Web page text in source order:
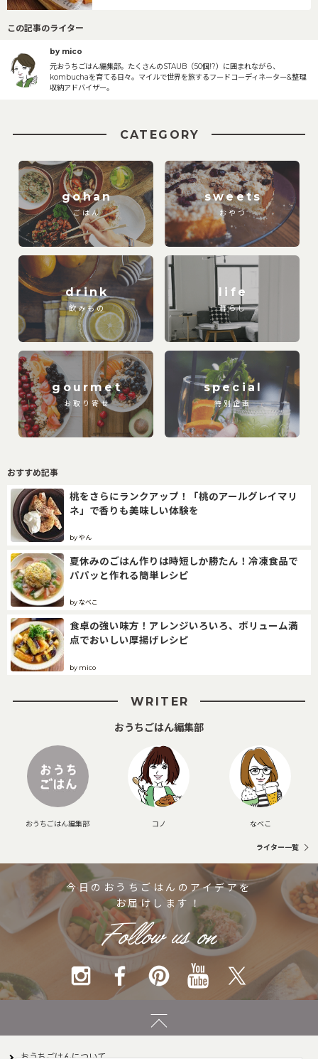
この記事のライター
by mico
元おうちごはん編集部。たくさんのSTAUB（50個!?）に囲まれながら、
kombuchaを育てる日々。マイルで世界を旅するフードコーディネーター&整理
収納アドバイザー。
CATEGORY
gohan
ごはん
sweets
おやつ
drink
飲みもの
life
暮らし
gourmet
お取り寄せ
special
特別企画
おすすめ記事
桃をさらにランクアップ！「桃のアールグレイマリ
ネ」で香りも美味しい体験を
by やん
夏休みのごはん作りは時短しか勝たん！冷凍食品で
パパッと作れる簡単レシピ
by なべこ
食卓の強い味方！アレンジいろいろ、ボリューム満
点でおいしい厚揚げレシピ
by mico
WRITER
おうちごはん編集部
おうちごはん編集部 コノ なべこ
ライター一覧
今日のおうちごはんのアイデアを
お届けします！
おうちごはんについて